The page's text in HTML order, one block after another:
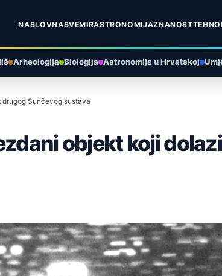
NASLOVNASVEMIRASTRONOMIJAZNANOST
Arheologija Biologija Astronomija u Hrvatskoj
Sunčevog sustava
objekt koji